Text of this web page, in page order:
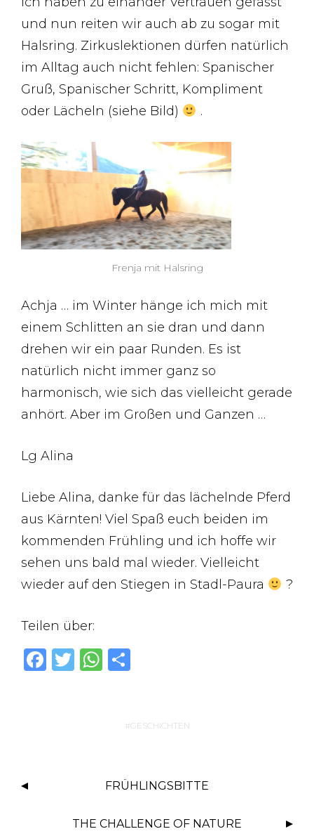
und nun reiten wir auch ab zu sogar mit
Halsring. Zirkuslektionen dürfen natürlich
im Alltag auch nicht fehlen: Spanischer
Gruß, Spanischer Schritt, Kompliment
oder Lächeln (siehe Bild)
.
Frenja mit Halsring
Achja … im Winter hänge ich mich mit
einem Schlitten an sie dran und dann
drehen wir ein paar Runden. Es ist
natürlich nicht immer ganz so
harmonisch, wie sich das vielleicht gerade
anhört. Aber im Großen und Ganzen …
Lg Alina
Liebe Alina, danke für das lächelnde Pferd
aus Kärnten! Viel Spaß euch beiden im
kommenden Frühling und ich hoffe wir
sehen uns bald mal wieder. Vielleicht
wieder auf den Stiegen in Stadl-Paura
?
Teilen über:
F
T
W
p
n
GESCHICHTEN
FRÜHLINGSBITTE
THE CHALLENGE OF NATURE